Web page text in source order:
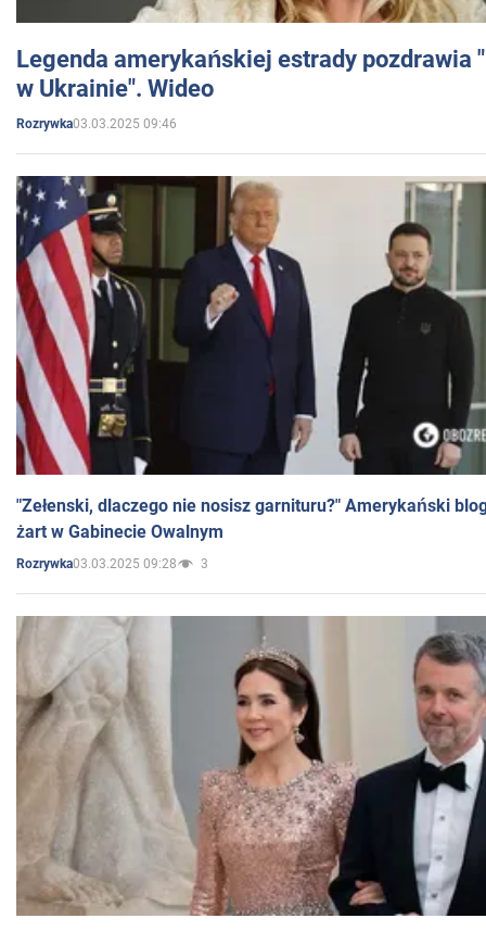
Legenda amerykańskiej estrady pozdrawia
w Ukrainie". Wideo
Rozrywka03.03.2025 09:46
"Zełenski, dlaczego nie nosisz garnituru?" Amerykański
żart w Gabinecie Owalnym
Rozrywka03.03.2025 09:28 3